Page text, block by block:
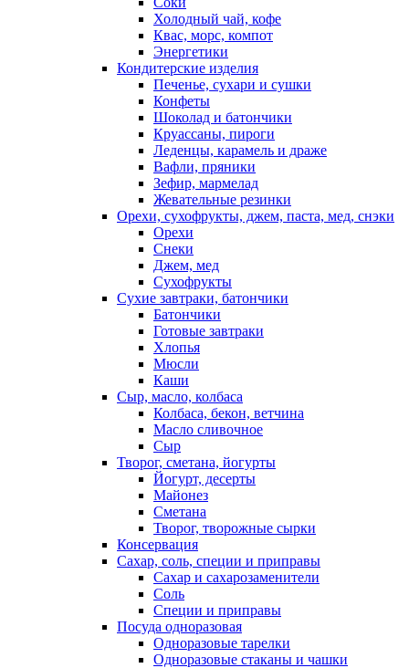
Холодный чай, кофе
Квас, морс, компот
Энергетики
Кондитерские изделия
Печенье, сухари и сушки
Конфеты
Шоколад и батончики
Круассаны, пироги
Леденцы, карамель и драже
Вафли, пряники
Зефир, мармелад
Жевательные резинки
Орехи, сухофрукты, джем, паста, мед, снэки
Орехи
Снеки
Джем, мед
Сухофрукты
Сухие завтраки, батончики
Батончики
Готовые завтраки
Хлопья
Мюсли
Каши
Сыр, масло, колбаса
Колбаса, бекон, ветчина
Масло сливочное
Сыр
Творог, сметана, йогурты
Йогурт, десерты
Майонез
Сметана
Творог, творожные сырки
Консервация
Сахар, соль, специи и приправы
Сахар и сахарозаменители
Соль
Специи и приправы
Посуда одноразовая
Одноразовые тарелки
Одноразовые стаканы и чашки